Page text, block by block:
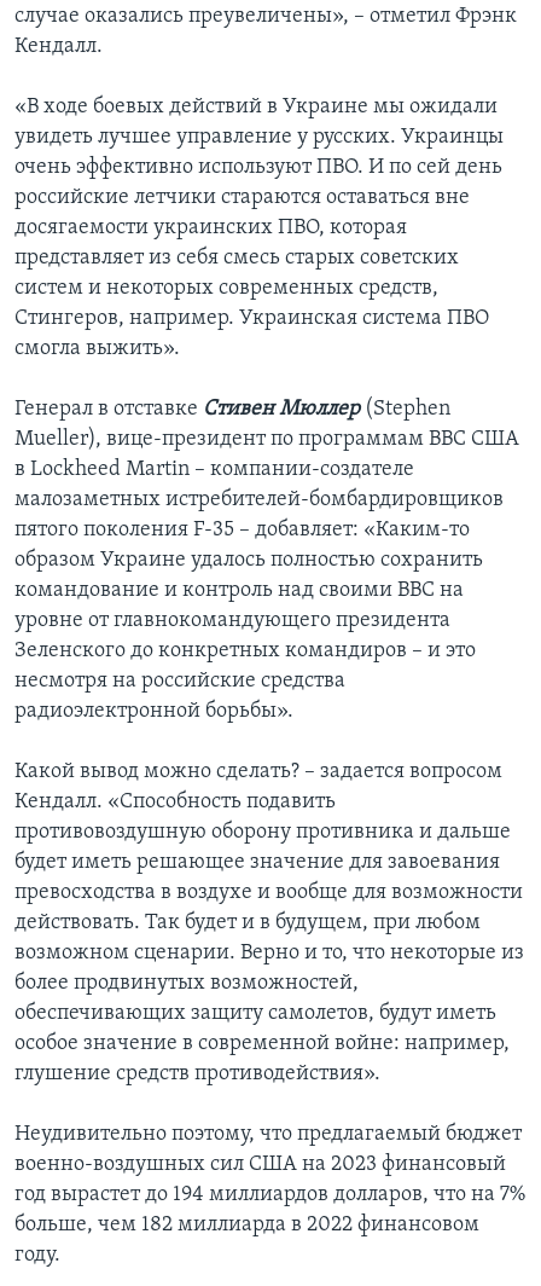
случае оказались преувеличены», – отметил Фрэнк
Кендалл.
«В ходе боевых действий в Украине мы ожидали
увидеть лучшее управление у русских. Украинцы
очень эффективно используют ПВО. И по сей день
российские летчики стараются оставаться вне
досягаемости украинских ПВО, которая
представляет из себя смесь старых советских
систем и некоторых современных средств,
Стингеров, например. Украинская система ПВО
смогла выжить».
Генерал в отставке Стивен Мюллер(Stephen
Mueller), вице-президент по программам ВВС США
в Lockheed Martin – компании-создателе
малозаметных истребителей-бомбардировщиков
пятого поколения F-35 – добавляет: «Каким-то
образом Украине удалось полностью сохранить
командование и контроль над своими ВВС на
уровне от главнокомандующего президента
Зеленского до конкретных командиров – и это
несмотря на российские средства
радиоэлектронной борьбы».
Какой вывод можно сделать? – задается вопросом
Кендалл. «Способность подавить
противовоздушную оборону противника и дальше
будет иметь решающее значение для завоевания
превосходства в воздухе и вообще для возможности
действовать. Так будет и в будущем, при любом
возможном сценарии. Верно и то, что некоторые из
более продвинутых возможностей,
обеспечивающих защиту самолетов, будут иметь
особое значение в современной войне: например,
глушение средств противодействия».
Неудивительно поэтому, что предлагаемый бюджет
военно-воздушных сил США на 2023 финансовый
год вырастет до 194 миллиардов долларов, что на 7%
больше, чем 182 миллиарда в 2022 финансовом
году.